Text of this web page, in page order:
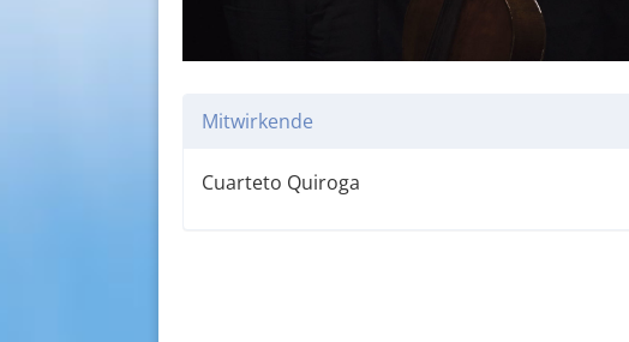
Mitwirkende
Cuarteto Quiroga